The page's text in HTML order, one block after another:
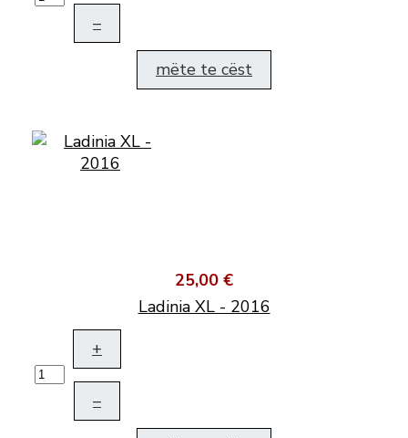
–
mëte te cëst
25,00 €
Ladinia XL - 2016
+
–